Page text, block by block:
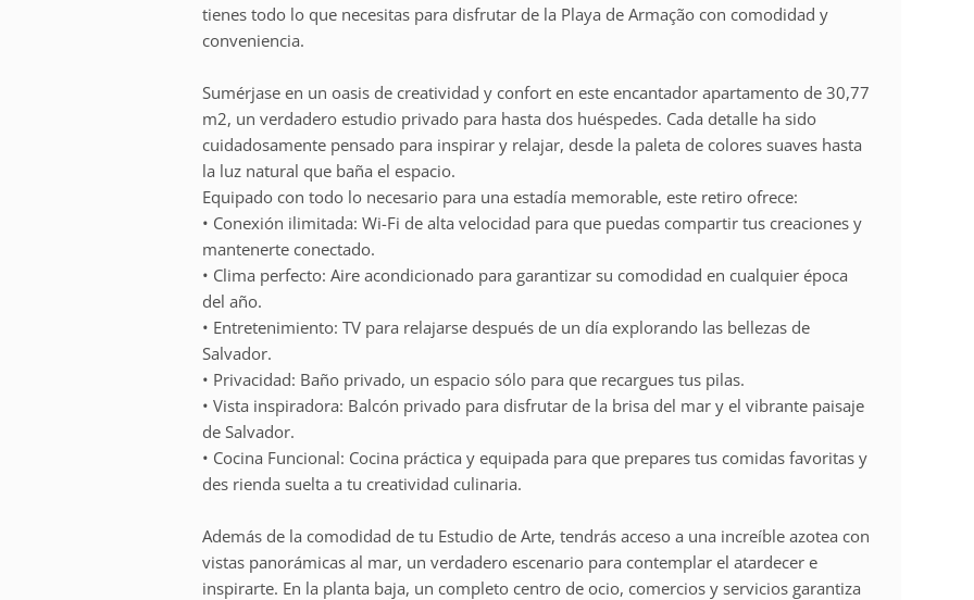
tienes todo lo que necesitas para disfrutar de la Playa de Armação con comodidad y
conveniencia.
Sumérjase en un oasis de creatividad y confort en este encantador apartamento de 30,77
m2, un verdadero estudio privado para hasta dos huéspedes. Cada detalle ha sido
cuidadosamente pensado para inspirar y relajar, desde la paleta de colores suaves hasta
la luz natural que baña el espacio.
Equipado con todo lo necesario para una estadía memorable, este retiro ofrece:
• Conexión ilimitada: Wi-Fi de alta velocidad para que puedas compartir tus creaciones y
mantenerte conectado.
• Clima perfecto: Aire acondicionado para garantizar su comodidad en cualquier época
del año.
• Entretenimiento: TV para relajarse después de un día explorando las bellezas de
Salvador.
• Privacidad: Baño privado, un espacio sólo para que recargues tus pilas.
• Vista inspiradora: Balcón privado para disfrutar de la brisa del mar y el vibrante paisaje
de Salvador.
• Cocina Funcional: Cocina práctica y equipada para que prepares tus comidas favoritas y
des rienda suelta a tu creatividad culinaria.
Además de la comodidad de tu Estudio de Arte, tendrás acceso a una increíble azotea con
vistas panorámicas al mar, un verdadero escenario para contemplar el atardecer e
inspirarte. En la planta baja, un completo centro de ocio, comercios y servicios garantiza